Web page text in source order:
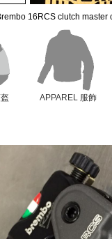
16RCS clutch master
APPAREL 服飾